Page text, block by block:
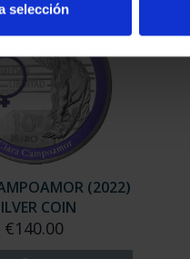
selección
(2022)
COIN
€140.00